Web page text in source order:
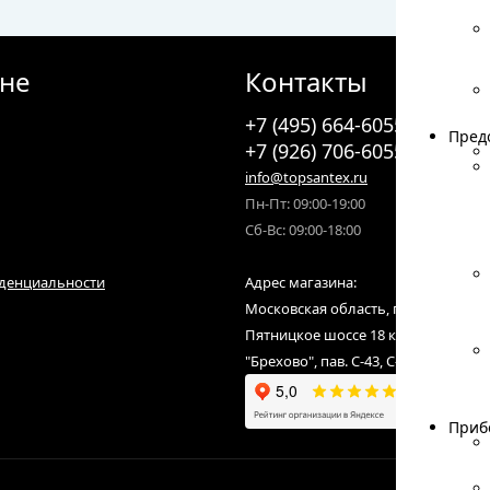
Контакты
+7 (495) 664-6055
+7 (926) 706-6055
info@topsantex.ru
Пн-Пт: 09:00-19:00
Сб-Вс: 09:00-18:00
Адрес магазина:
Московская область, городской
Пятницкое шоссе 18 км от
"Брехово", пав. С-43, С-07